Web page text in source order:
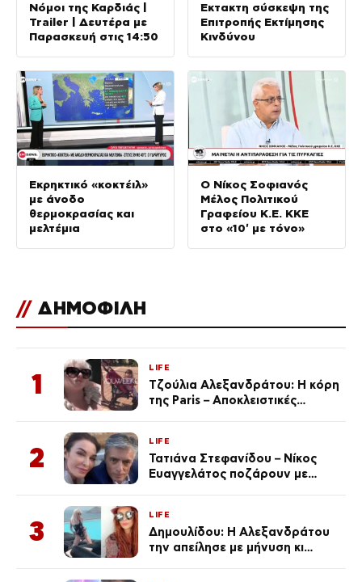
Νόμοι της Καρδιάς |
Trailer | Δευτέρα με
Παρασκευή στις 14:50
Έκτακτη σύσκεψη της
Επιτροπής Εκτίμησης
Κινδύνου
Εκρηκτικό «κοκτέιλ»
με άνοδο
θερμοκρασίας και
μελτέμια
Ο Νίκος Σοφιανός
Μέλος Πολιτικού
Γραφείου Κ.Ε. ΚΚΕ
στο «10′ με τόνο»
// ΔΗΜΟΦΙΛΗ
1
LIFE
Τζούλια Αλεξανδράτου: Η κόρη
της Paris – Αποκλειστικές
2
LIFE
Τατιάνα Στεφανίδου – Νίκος
Ευαγγελάτος ποζάρουν με
3
LIFE
Δημουλίδου: Η Αλεξανδράτου
την απείλησε με μήνυση κι